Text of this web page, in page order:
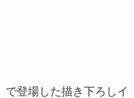
登場した描き下ろしイ